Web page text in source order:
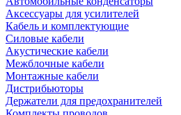
Аксессуары для усилителей
Кабель и комплектующие
Силовые кабели
Акустические кабели
Межблочные кабели
Монтажные кабели
Дистрибьюторы
Держатели для предохранителей